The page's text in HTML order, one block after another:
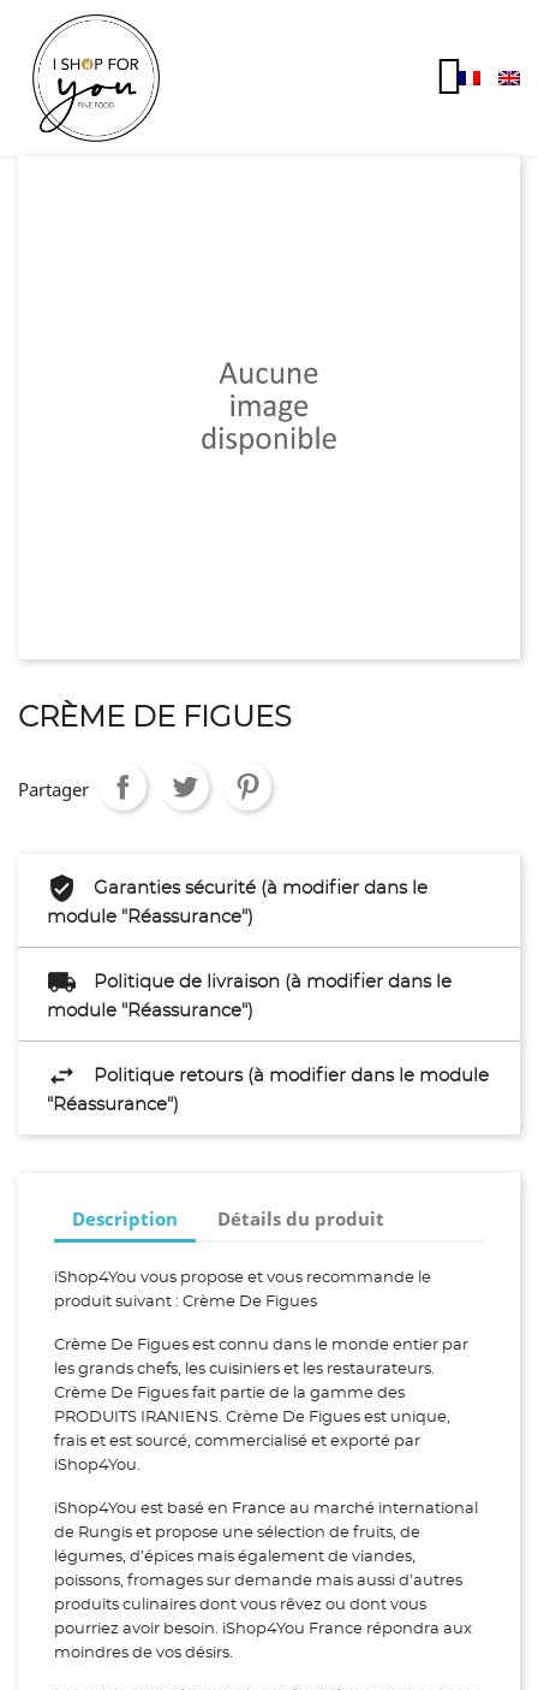
CRÈME DE FIGUES
Partager
Garanties sécurité (à modifier dans le
module "Réassurance")
Politique de livraison (à modifier dans le
module "Réassurance")
Politique retours (à modifier dans le module
"Réassurance")
Description Détails du produit
iShop4You vous propose et vous recommande le
produit suivant : Crème De Figues
Crème De Figues est connu dans le monde entier par
les grands chefs, les cuisiniers et les restaurateurs.
Crème De Figues fait partie de la gamme des
PRODUITS IRANIENS. Crème De Figues est unique,
frais et est sourcé, commercialisé et exporté par
iShop4You.
iShop4You est basé en France au marché international
de Rungis et propose une sélection de fruits, de
légumes, d’épices mais également de viandes,
poissons, fromages sur demande mais aussi d’autres
produits culinaires dont vous rêvez ou dont vous
pourriez avoir besoin. iShop4You France répondra aux
moindres de vos désirs.